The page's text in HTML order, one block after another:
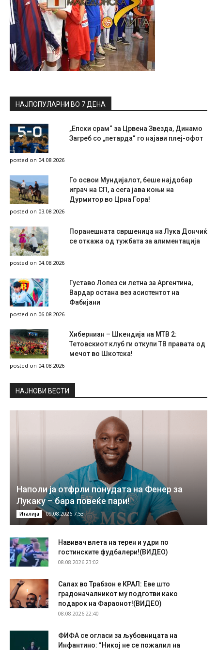
НАЈПОПУЛАРНИ ВО 7 ДЕНА
„Епски срам“ за Црвена Звезда, Динамо
Загреб со „петарда“ го најави плеј-офот
posted on 04.08.2026
Го освои Мундијалот, беше најдобар
играч на СП, а сега јава коњи на
Дурмитор во Црна Гора!
posted on 03.08.2026
Поранешната свршеница на Лука Дончиќ
се откажа од тужбата за алиментација
posted on 04.08.2026
Густаво Лопез си летна за Аргентина,
Вардар остана вез асистентот на
Фабијани
posted on 06.08.2026
Хиберниан – Шкендија на МТВ 2:
Тетовскиот клуб ги откупи ТВ правата од
мечот во Шкотска!
posted on 04.08.2026
НAЈНОВИ ВЕСТИ
Наполи ја отфрли понудата на Фенер за
Лукаку – бара повеќе пари!
Италија 09.08.2026 7:53
Навивач влета на терен и удри по
гостинските фудбалери!(ВИДЕО)
08.08.2026 23:02
Салах во Трабзон е КРАЛ: Еве што
градоначалникот му подготви како
подарок на Фараонот!(ВИДЕО)
08.08.2026 22:40
ФИФА се огласи за љубовницата на
Инфантино: “Никој не се пожалил на